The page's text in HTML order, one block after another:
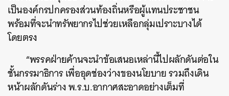
เป็นองค์กรปกครองส่วนท้องถิ่นหรือผู้แทนประชาชน
พร้อมที่จะนำทรัพยากรไปช่วยเหลือกลุ่มเปราะบางได้
โดยตรง
“พรรคฝ่ายค้านจะนำข้อเสนอเหล่านี้ไปผลักดันต่อใน
ชั้นกรรมาธิการ เพื่ออุดช่องว่างของนโยบาย รวมถึงเดิน
หน้าผลักดันร่าง พ.ร.บ.อากาศสะอาดอย่างเต็มที่